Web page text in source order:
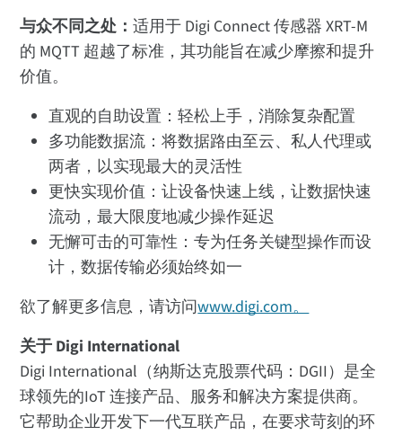
与众不同之处：适用于 Digi Connect 传感器 XRT-M
的 MQTT 超越了标准，其功能旨在减少摩擦和提升
价值。
直观的自助设置：轻松上手，消除复杂配置
多功能数据流：将数据路由至云、私人代理或
两者，以实现最大的灵活性
更快实现价值：让设备快速上线，让数据快速
流动，最大限度地减少操作延迟
无懈可击的可靠性：专为任务关键型操作而设
计，数据传输必须始终如一
欲了解更多信息，请访问www.digi.com。
关于 Digi International
Digi International（纳斯达克股票代码：DGII）是全
球领先的IoT 连接产品、服务和解决方案提供商。
它帮助企业开发下一代互联产品，在要求苛刻的环